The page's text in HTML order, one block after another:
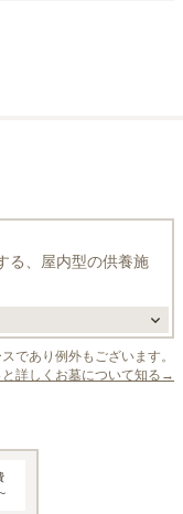
る、屋内型の供養施
であり例外もございます。
と詳しくお墓について知る→